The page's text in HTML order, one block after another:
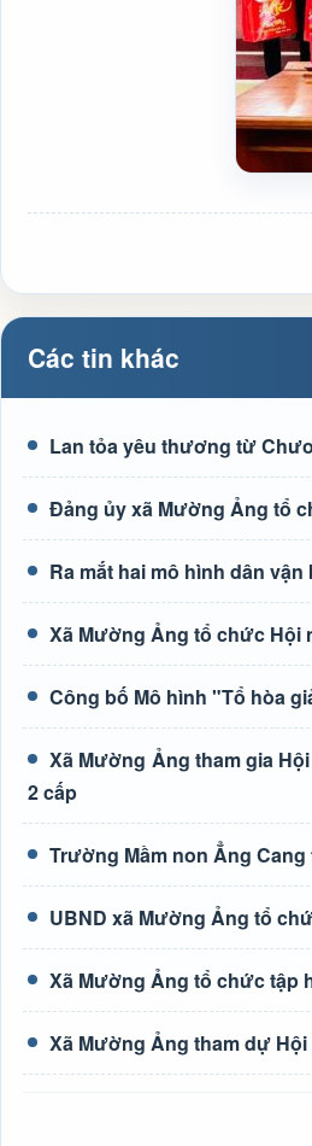
Các tin khác
Lan tỏa yêu thương từ
Đảng ủy xã Mường Ảng tổ
Ra mắt hai mô hình dân
Xã Mường Ảng tổ chức Hội
Công bố Mô hình "Tổ hòa
Xã Mường Ảng tham gia
2 cấp
Trường Mầm non Ẳng
UBND xã Mường Ảng tổ
Xã Mường Ảng tổ chức tập
Xã Mường Ảng tham dự